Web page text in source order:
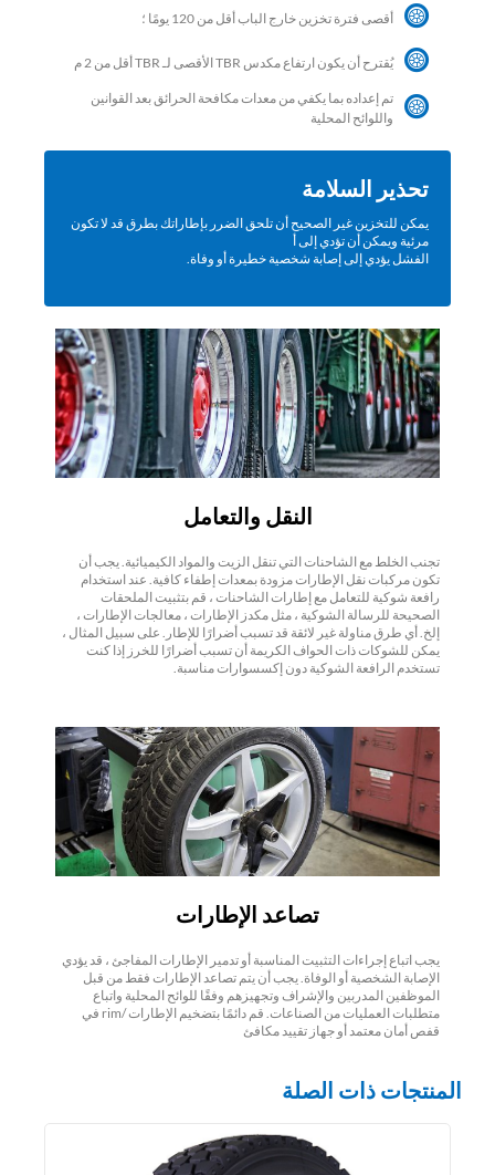
أقصى فترة تخزين خارج الباب أقل من 120 يومًا ؛
يُقترح أن يكون ارتفاع مكدس TBR الأقصى لـ TBR أقل من 2 م
تم إعداده بما يكفي من معدات مكافحة الحرائق بعد القوانين
واللوائح المحلية
تحذير السلامة
يمكن للتخزين غير الصحيح أن تلحق الضرر بإطاراتك بطرق قد لا تكون
مرئية ويمكن أن تؤدي إلى أ
الفشل يؤدي إلى إصابة شخصية خطيرة أو وفاة.
النقل والتعامل
تجنب الخلط مع الشاحنات التي تنقل الزيت والمواد الكيميائية. يجب أن
تكون مركبات نقل الإطارات مزودة بمعدات إطفاء كافية. عند استخدام
رافعة شوكية للتعامل مع إطارات الشاحنات ، قم بتثبيت الملحقات
الصحيحة للرسالة الشوكية ، مثل مكدز الإطارات ، معالجات الإطارات ،
إلخ. أي طرق مناولة غير لائقة قد تسبب أضرارًا للإطار. على سبيل المثال ،
يمكن للشوكات ذات الحواف الكريمة أن تسبب أضرارًا للخرز إذا كنت
تستخدم الرافعة الشوكية دون إكسسوارات مناسبة.
تصاعد الإطارات
يجب اتباع إجراءات التثبيت المناسبة أو تدمير الإطارات المفاجئ ، قد يؤدي
الإصابة الشخصية أو الوفاة. يجب أن يتم تصاعد الإطارات فقط من قبل
الموظفين المدربين والإشراف وتجهيزهم وفقًا للوائح المحلية واتباع
متطلبات العمليات من الصناعات. قم دائمًا بتضخيم الإطارات /rim في
قفص أمان معتمد أو جهاز تقييد مكافئ
المنتجات ذات الصلة